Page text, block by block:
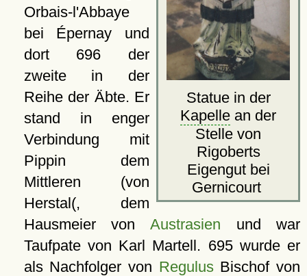
Statue in der
Kapelle an der
Stelle von
Rigoberts
Eigengut bei
Gernicourt
Orbais-l'Abbaye
bei Épernay und
dort 696 der
zweite in der
Reihe der Äbte. Er
stand in enger
Verbindung mit
Pippin dem
Mittleren (von
Herstal(, dem
Hausmeier vonAustrasien und war
Taufpate von Karl Martell. 695 wurde er
als Nachfolger von RegulusBischof von